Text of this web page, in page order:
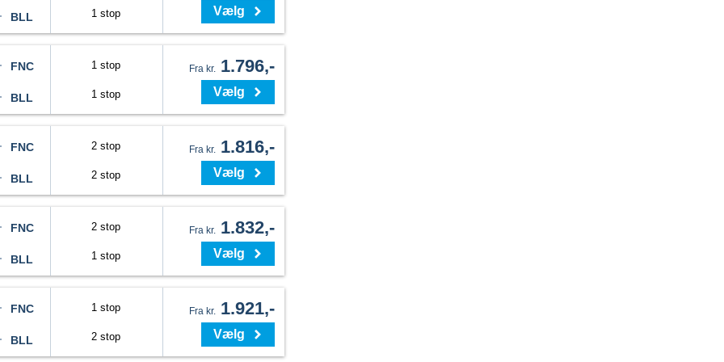
BLL 1 stop Vælg
FNC
BLL
1 stop
1 stop
Fra kr. 1.796,-
Vælg
FNC
BLL
2 stop
2 stop
Fra kr. 1.816,-
Vælg
FNC
BLL
2 stop
1 stop
Fra kr. 1.832,-
Vælg
FNC
BLL
1 stop
2 stop
Fra kr. 1.921,-
Vælg